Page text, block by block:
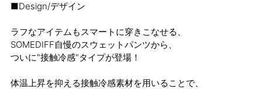
■Design/デザイン
ラフなアイテムもスマートに穿きこなせる、
SOMEDIFF自慢のスウェットパンツから、
ついに"接触冷感"タイプが登場！
体温上昇を抑える接触冷感素材を用いることで、